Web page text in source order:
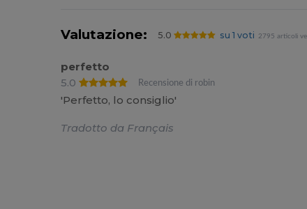
Valutazione: 5.0 su 1 voti 2795 articoli
perfetto
5.0
Recensione di robin
'Perfetto, lo consiglio'
Tradotto da Français